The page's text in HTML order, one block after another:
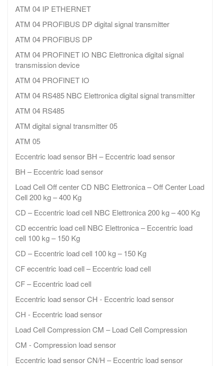
ATM 04 IP ETHERNET
ATM 04 PROFIBUS DP digital signal transmitter
ATM 04 PROFIBUS DP
ATM 04 PROFINET IO NBC Elettronica digital signal
transmission device
ATM 04 PROFINET IO
ATM 04 RS485 NBC Elettronica digital signal transmitter
ATM 04 RS485
ATM digital signal transmitter 05
ATM 05
Eccentric load sensor BH – Eccentric load sensor
BH – Eccentric load sensor
Load Cell Off center CD NBC Elettronica – Off Center Load
Cell 200 kg – 400 Kg
CD – Eccentric load cell NBC Elettronica 200 kg – 400 Kg
CD eccentric load cell NBC Elettronica – Eccentric load
cell 100 kg – 150 Kg
CD – Eccentric load cell 100 kg – 150 Kg
CF eccentric load cell – Eccentric load cell
CF – Eccentric load cell
Eccentric load sensor CH - Eccentric load sensor
CH - Eccentric load sensor
Load Cell Compression CM – Load Cell Compression
CM - Compression load sensor
Eccentric load sensor CN/H – Eccentric load sensor